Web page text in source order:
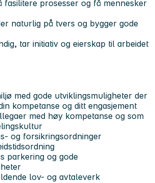
fasilitere prosesser og få mennesker
naturlig på tvers og bygger gode
tar initiativ og eierskap til arbeidet
med gode utviklingsmuligheter der
kompetanse og ditt engasjement
med høy kompetanse og som
og forsikringsordninger
parkering og gode
lov- og avtaleverk